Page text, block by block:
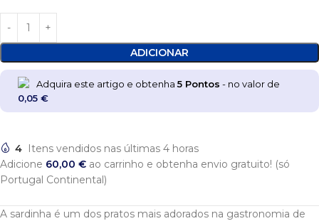
A sardinha é um dos pratos mais adorados na gastronomia de
ADICIONAR
Adquira este artigo e obtenha5 Pontos - no valor de
0,05 €
4 Itens vendidos nas últimas 4 horas
Adicione 60,00 € ao carrinho e obtenha envio gratuito! (só
Portugal Continental)